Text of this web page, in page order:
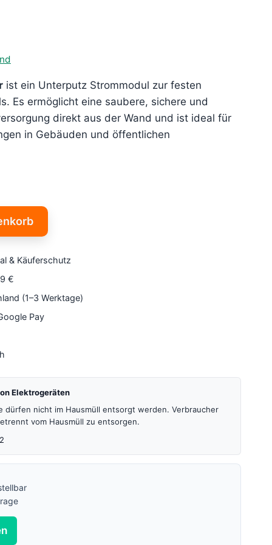
ist ein Unterputz Strommodul zur festen
Es ermöglicht eine saubere, sichere und
direkt aus der Wand und ist ideal für
in Gebäuden und öffentlichen
& Käuferschutz
€
(1–3 Werktage)
Pay
Elektrogeräten
dürfen nicht im Hausmüll entsorgt werden. Verbraucher
vom Hausmüll zu entsorgen.